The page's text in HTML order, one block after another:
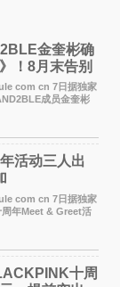
金奎彬确
！8月末告别
com cn 7日据独家
成员金奎彬
MC的位置。 金道
A-NA一起被选为
活动三人出
7日据独家
年Meet & Greet活
、JENNIE出席，
所属社YG并
十周